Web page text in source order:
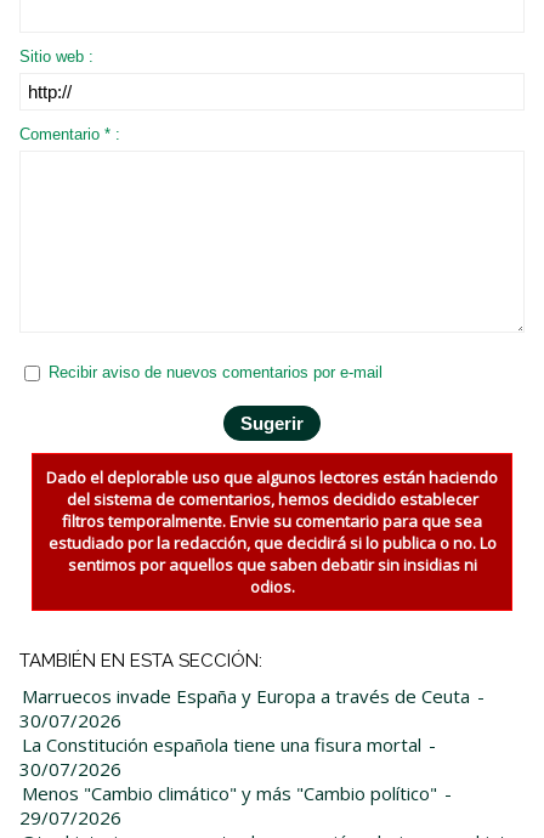
Sitio web :
Comentario * :
Recibir aviso de nuevos comentarios por e-mail
Dado el deplorable uso que algunos lectores están haciendo
del sistema de comentarios, hemos decidido establecer
filtros temporalmente. Envie su comentario para que sea
estudiado por la redacción, que decidirá si lo publica o no. Lo
sentimos por aquellos que saben debatir sin insidias ni
odios.
TAMBIÉN EN ESTA SECCIÓN:
Marruecos invade España y Europa a través de Ceuta -
30/07/2026
La Constitución española tiene una fisura mortal -
30/07/2026
Menos "Cambio climático" y más "Cambio político" -
29/07/2026